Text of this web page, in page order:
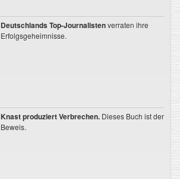
Deutschlands Top-Journalistenverraten ihre
Erfolgsgeheimnisse.
Knast produziert Verbrechen.Dieses Buch ist der
Beweis.